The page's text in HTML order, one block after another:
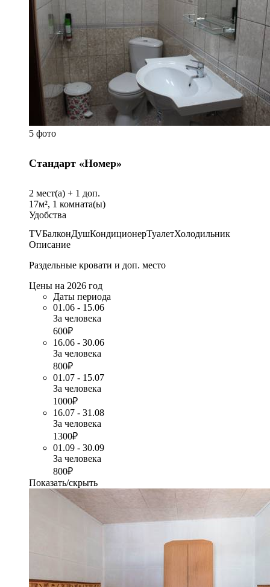
5 фото
Стандарт «Номер»
2 мест(а) + 1 доп.
17м², 1 комната(ы)
Удобства
TVБалконДушКондиционерТуалетХолодильник
Описание
Раздельные кровати и доп. место
Цены на 2026 год
Даты периода
01.06 - 15.06
За человека
600₽
16.06 - 30.06
За человека
800₽
01.07 - 15.07
За человека
1000₽
16.07 - 31.08
За человека
1300₽
01.09 - 30.09
За человека
800₽
Показать/скрыть